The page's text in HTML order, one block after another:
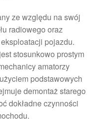
ze względu na swój
radiowego oraz
pojazdu.
stosunkowo prostym
amatorzy
podstawowych
demontaż starego
dokładne czynności